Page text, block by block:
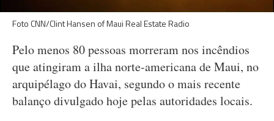
Foto CNN/Clint Hansen of Maui Real Estate Radio
Pelo menos 80 pessoas morreram nos incêndios
que atingiram a ilha norte-americana de Maui, no
arquipélago do Havai, segundo o mais recente
balanço divulgado hoje pelas autoridades locais.